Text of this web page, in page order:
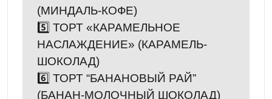
(МИНДАЛЬ-КОФЕ)
5️⃣ ТОРТ «КАРАМЕЛЬНОЕ
НАСЛАЖДЕНИЕ» (КАРАМЕЛЬ-
ШОКОЛАД)
6️⃣ ТОРТ “БАНАНОВЫЙ РАЙ”
(БАНАН-МОЛОЧНЫЙ ШОКОЛАД)